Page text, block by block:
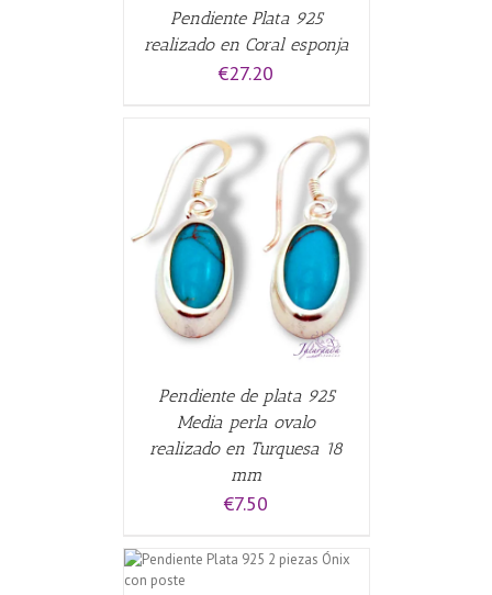
Pendiente Plata 925
realizado en Coral esponja
€27.20
Pendiente de plata 925
Media perla ovalo
realizado en Turquesa 18
mm
€7.50